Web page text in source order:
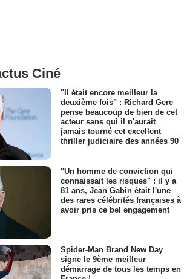
Ciné
"Il était encore meilleur la
deuxième fois" : Richard Gere
pense beaucoup de bien de cet
acteur sans qui il n'aurait
jamais tourné cet excellent
thriller judiciaire des années 90
"Un homme de conviction qui
connaissait les risques" : il y a
81 ans, Jean Gabin était l'une
des rares célébrités françaises à
avoir pris ce bel engagement
Spider-Man Brand New Day
signe le 9ème meilleur
démarrage de tous les temps en